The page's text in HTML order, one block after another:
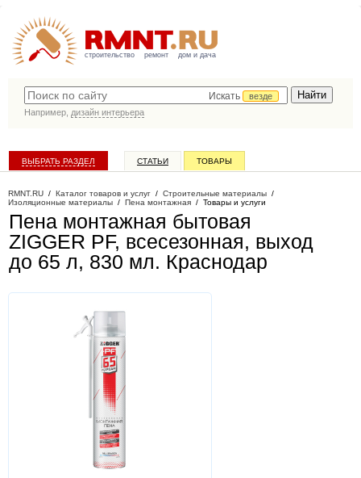
строительство ремонт дом и дача
Искать
везде
Например, дизайн интерьера
ВЫБРАТЬ РАЗДЕЛ СТАТЬИ ТОВАРЫ
RMNT.RU / Каталог товаров и услуг / Строительные материалы /
Изоляционные материалы / Пена монтажная / Товары и услуги
Пена монтажная бытовая
ZIGGER PF, всесезонная, выход
до 65 л, 830 мл. Краснодар